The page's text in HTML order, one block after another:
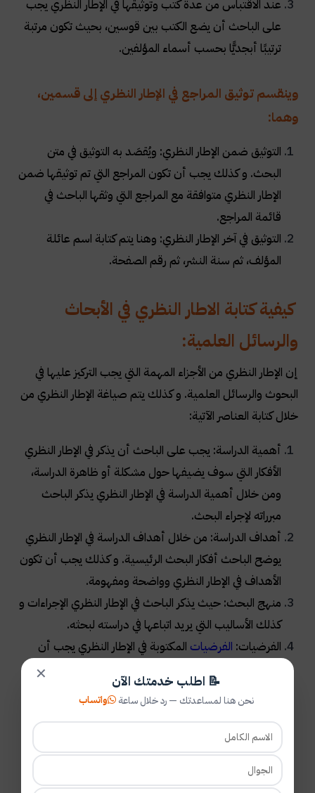
عند الاقتباس من عدة كتب وتوثيقها في الإطار النظري يجب
على الباحث أن يضع الكتب بين قوسين، بحيث تكون مرتبة
ترتيبًا أبجديًّا بحسب أسماء المؤلفين.
وينقسم توثيق المراجع في الإطار النظري إلى قسمين،
وهما:
التوثيق ضمن الإطار النظري: ويُقصَد به التوثيق في متن
البحث. و كذلك يجب أن تكون المراجع التي تم توثيقها ضمن
الإطار النظري متوافقة مع المراجع التي وثقها الباحث في
قائمة المراجع.
التوثيق في آخر الإطار النظري: وهنا يتم كتابة اسم عائلة
المؤلف، ثم سنة النشر، ثم رقم الصفحة.
كيفية كتابة الاطار النظري في الأبحاث
والرسائل العلمية:
إن الإطار النظري من الأجزاء المهمة التي يجب التركيز عليها في
البحوث والرسائل العلمية. و كذلك يتم صياغة الإطار النظري من
خلال كتابة العناصر الآتية:
أهمية الدراسة: يجب على الباحث أن يذكر في الإطار النظري
الأفكار التي سوف يضيفها حول مشكلة أو ظاهرة الدراسة،
ومن خلال أهمية الدراسة في الإطار النظري يذكر الباحث
مبرراته لإجراء البحث.
أهداف الدراسة: من خلال أهداف الدراسة في الإطار النظري
يوضح الباحث أفكار البحث الرئيسية. و كذلك يجب أن تكون
الأهداف في الإطار النظري وواضحة ومفهومة.
منهج البحث: حيث يذكر الباحث في الإطار النظري الإجراءات و
كذلك الأساليب التي يريد اتباعها في دراسته لبحثه.
الفرضيات: الفرضيات المكتوبة في الإطار النظري يجب أن
الدراسات السابقة: إن الدراسات السابقة التي يكتبها الباحث
في الإطار النظري هي المؤلفات التي يستعين بها للحصول
على المعلومات
الأخطاء الأكاديمية في الاطار النظري
✕ 📝 اطلب خدمتك الآن
نحن هنا لمساعدتك — رد خلال ساعة واتساب